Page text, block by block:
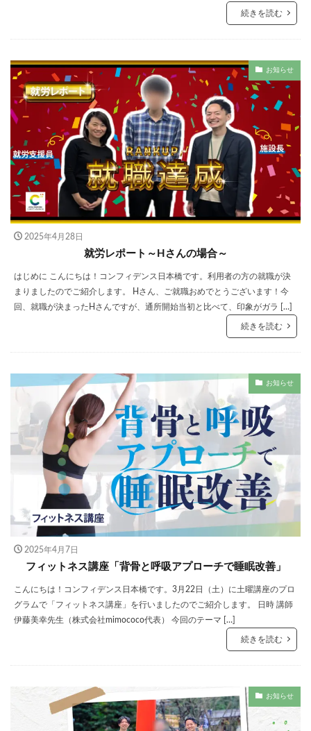
続きを読む
お知らせ
2025年4月28日
就労レポート～Hさんの場合～
はじめに こんにちは！コンフィデンス日本橋です。利用者の方の就職が決
まりましたのでご紹介します。 Hさん、ご就職おめでとうございます！今
回、就職が決まったHさんですが、通所開始当初と比べて、印象がガラ […]
続きを読む
お知らせ
2025年4月7日
フィットネス講座「背骨と呼吸アプローチで睡眠改善」
こんにちは！コンフィデンス日本橋です。3月22日（土）に土曜講座のプロ
グラムで「フィットネス講座」を行いましたのでご紹介します。 日時 講師
伊藤美幸先生（株式会社mimococo代表） 今回のテーマ […]
続きを読む
お知らせ